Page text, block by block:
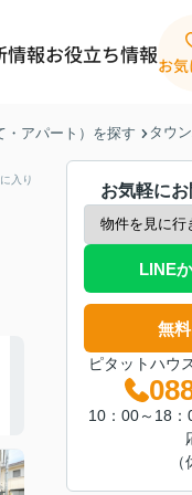
情報お役立ち情報お
・アパート）を探す タウ
入り
お気軽に
LINE
無
ピタットハウ
10：00～18